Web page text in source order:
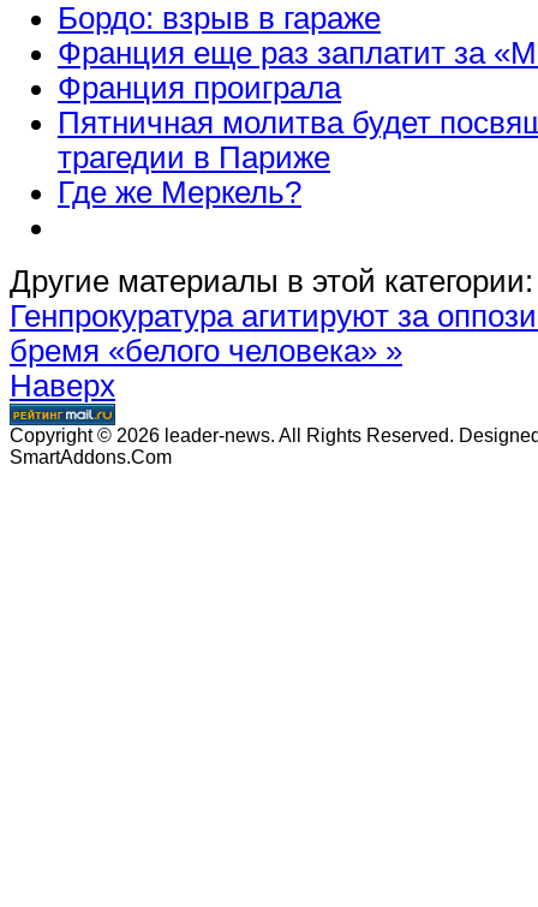
Бордо: взрыв в гараже
Франция еще раз заплатит за
Франция проиграла
Пятничная молитва будет
трагедии в Париже
Где же Меркель?
Другие материалы в этой категории:
Генпрокуратура агитируют за
бремя «белого человека» »
Наверх
Copyright © 2026 leader-news. All Rights Reserved.
SmartAddons.Com